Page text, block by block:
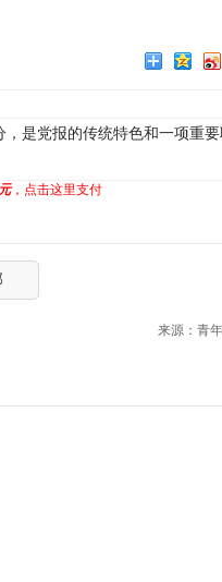
是党报的传统特色和一项重要
，点击这里支付
来源：青